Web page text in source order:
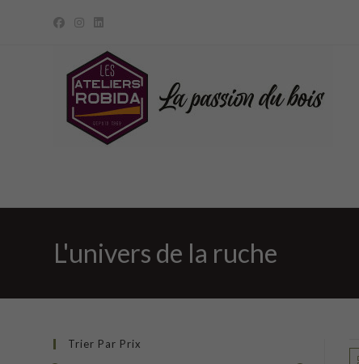
L'univers de la ruche
Trier Par Prix